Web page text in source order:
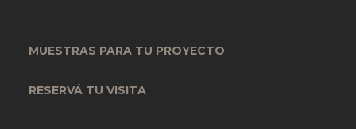
MUESTRAS PARA TU PROYECTO
RESERVÁ TU VISITA